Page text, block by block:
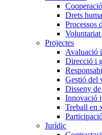
Drets
Processos
Projectes
Avaluació
Direcció i
Gestió del
Disseny
Innovació
Treball en
Jurídic